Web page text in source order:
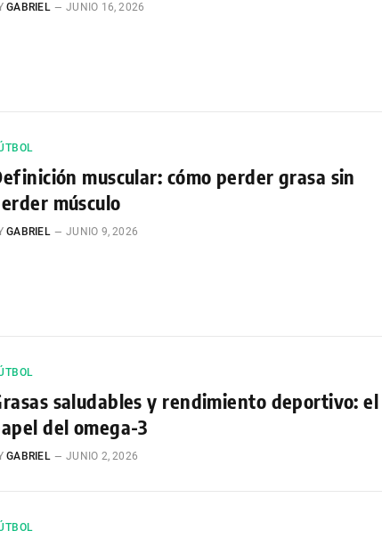
GABRIEL JUNIO 16, 2026
muscular: cómo perder grasa sin
músculo
GABRIEL JUNIO 9, 2026
saludables y rendimiento deportivo: el
del omega-3
GABRIEL JUNIO 2, 2026